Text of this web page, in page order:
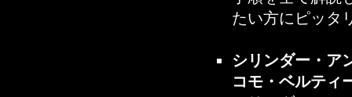
たい方にピッタ
シリンダー・
コモ・ベルティ